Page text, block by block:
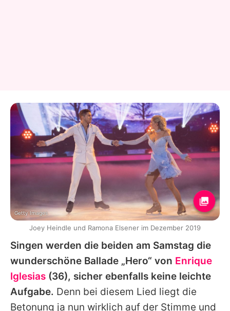
Singen werden die beiden am Samstag die
wunderschöne Ballade „Hero“ von Enrique
Iglesias (36), sicher ebenfalls keine leichte
Aufgabe. Denn bei diesem Lied liegt die
Betonung ja nun wirklich auf der Stimme und
Getty Images
Joey Heindle und Ramona Elsener im Dezember 2019